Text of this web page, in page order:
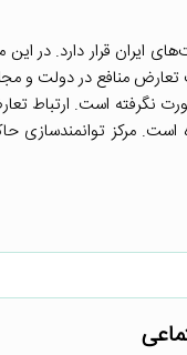
ایران قرار دارد. در
تعارض منافع در دولت و
نگرفته است. ارتباط
مرکز توانمندسازی